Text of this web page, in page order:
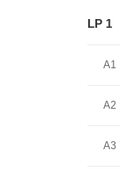
LP 1
A1
A2
A3